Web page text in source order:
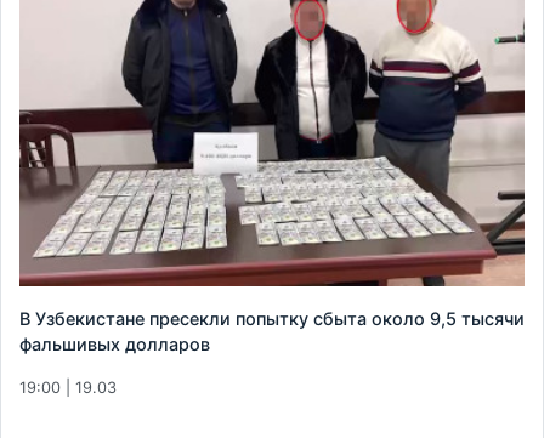
В Узбекистане пресекли попытку сбыта около 9,5 тысячи
фальшивых долларов
19:00 | 19.03